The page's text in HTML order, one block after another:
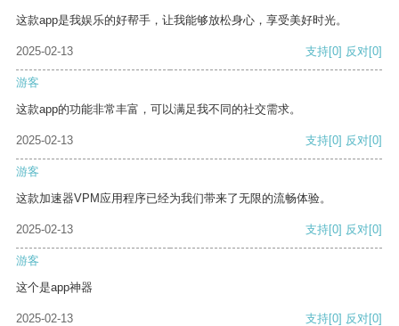
这款app是我娱乐的好帮手，让我能够放松身心，享受美好时光。
2025-02-13 支持[0] 反对[0]
游客
这款app的功能非常丰富，可以满足我不同的社交需求。
2025-02-13 支持[0] 反对[0]
游客
这款加速器VPM应用程序已经为我们带来了无限的流畅体验。
2025-02-13 支持[0] 反对[0]
游客
这个是app神器
2025-02-13 支持[0] 反对[0]